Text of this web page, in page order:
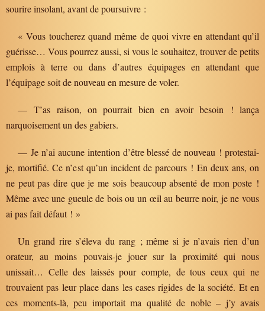
sourire insolant, avant de poursuivre :
« Vous toucherez quand même de quoi vivre en attendant qu’il
guérisse… Vous pourrez aussi, si vous le souhaitez, trouver de petits
emplois à terre ou dans d’autres équipages en attendant que
l’équipage soit de nouveau en mesure de voler.
— T’as raison, on pourrait bien en avoir besoin ! lança
narquoisement un des gabiers.
— Je n’ai aucune intention d’être blessé de nouveau ! protestai-
je, mortifié. Ce n’est qu’un incident de parcours ! En deux ans, on
ne peut pas dire que je me sois beaucoup absenté de mon poste !
Même avec une gueule de bois ou un œil au beurre noir, je ne vous
ai pas fait défaut ! »
Un grand rire s’éleva du rang ; même si je n’avais rien d’un
orateur, au moins pouvais-je jouer sur la proximité qui nous
unissait… Celle des laissés pour compte, de tous ceux qui ne
trouvaient pas leur place dans les cases rigides de la société. Et en
ces moments-là, peu importait ma qualité de noble – j’y avais